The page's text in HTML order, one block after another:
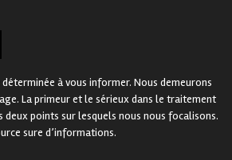
à vous informer. Nous demeurons
La primeur et le sérieux dans le traitement
points sur lesquels nous nous focalisons.
sure d’informations.